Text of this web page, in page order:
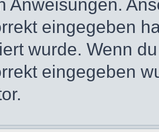
Anweisungen.
eingegeben
wurde. Wenn
eingegeben